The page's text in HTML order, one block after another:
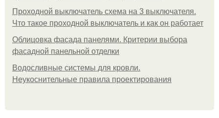
Проходной выключатель схема на 3 выключателя.
Что такое проходной выключатель и как он работает
Облицовка фасада панелями. Критерии выбора
фасадной панельной отделки
Водосливные системы для кровли.
Неукоснительные правила проектирования